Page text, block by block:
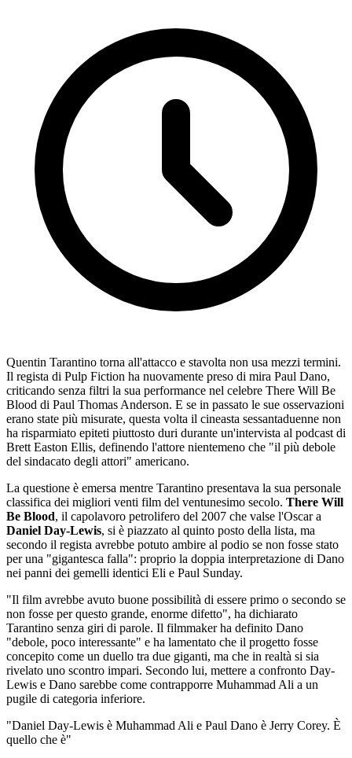
Quentin Tarantino torna all'attacco e stavolta non usa mezzi termini.
Il regista di Pulp Fiction ha nuovamente preso di mira Paul Dano,
criticando senza filtri la sua performance nel celebre There Will Be
Blood di Paul Thomas Anderson. E se in passato le sue osservazioni
erano state più misurate, questa volta il cineasta sessantaduenne non
ha risparmiato epiteti piuttosto duri durante un'intervista al podcast di
Brett Easton Ellis, definendo l'attore nientemeno che "il più debole
del sindacato degli attori" americano.
La questione è emersa mentre Tarantino presentava la sua personale
classifica dei migliori venti film del ventunesimo secolo. There Will
Be Blood, il capolavoro petrolifero del 2007 che valse l'Oscar a
Daniel Day-Lewis, si è piazzato al quinto posto della lista, ma
secondo il regista avrebbe potuto ambire al podio se non fosse stato
per una "gigantesca falla": proprio la doppia interpretazione di Dano
nei panni dei gemelli identici Eli e Paul Sunday.
"Il film avrebbe avuto buone possibilità di essere primo o secondo se
non fosse per questo grande, enorme difetto", ha dichiarato
Tarantino senza giri di parole. Il filmmaker ha definito Dano
"debole, poco interessante" e ha lamentato che il progetto fosse
concepito come un duello tra due giganti, ma che in realtà si sia
rivelato uno scontro impari. Secondo lui, mettere a confronto Day-
Lewis e Dano sarebbe come contrapporre Muhammad Ali a un
pugile di categoria inferiore.
"Daniel Day-Lewis è Muhammad Ali e Paul Dano è Jerry Corey. È
quello che è"